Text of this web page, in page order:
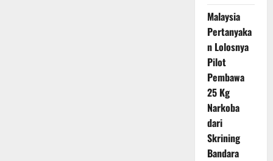
Malaysia
Pertanyaka
n Lolosnya
Pilot
Pembawa
25 Kg
Narkoba
dari
Skrining
Bandara